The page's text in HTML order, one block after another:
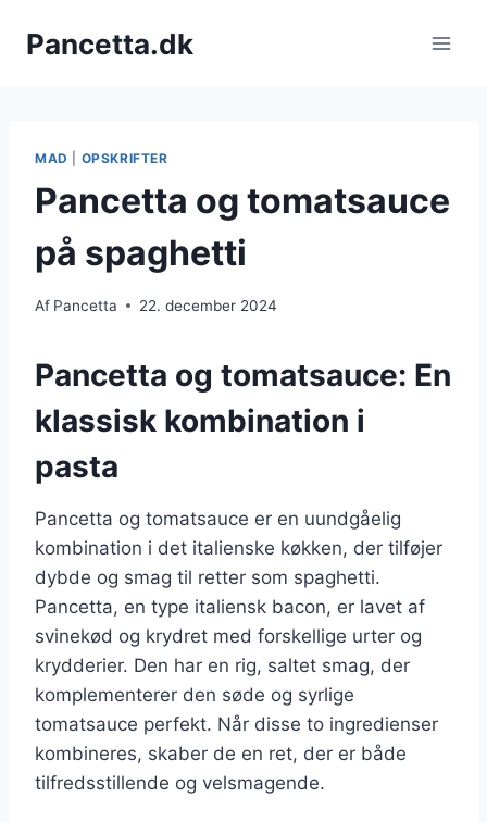
Pancetta.dk
MAD OPSKRIFTER
Pancetta og tomatsauce
på spaghetti
Af Pancetta 22. december 2024
Pancetta og tomatsauce: En
klassisk kombination i
pasta
Pancetta og tomatsauce er en uundgåelig
kombination i det italienske køkken, der tilføjer
dybde og smag til retter som spaghetti.
Pancetta, en type italiensk bacon, er lavet af
svinekød og krydret med forskellige urter og
krydderier. Den har en rig, saltet smag, der
komplementerer den søde og syrlige
tomatsauce perfekt. Når disse to ingredienser
kombineres, skaber de en ret, der er både
tilfredsstillende og velsmagende.